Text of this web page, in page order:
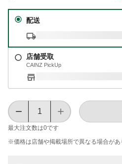
配送
店舗受取
CAINZ PickUp
最大注文数は0です
※価格は​店舗や​掲載場所で​異なる​場合が​あ